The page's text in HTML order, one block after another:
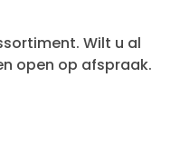
Wilt u al
open op afspraak.